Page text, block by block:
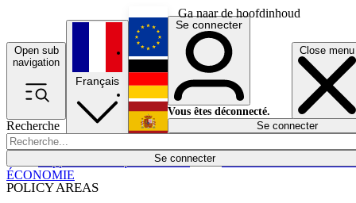
Ga naar de hoofdinhoud
Open sub
navigation
Close menu
Recherche
Se connecter
POLICY AREAS
Économie
Français
English
Deutsch
Español
Se connecter
Vous êtes déconnecté.
Se connecter
ÉCONOMIE